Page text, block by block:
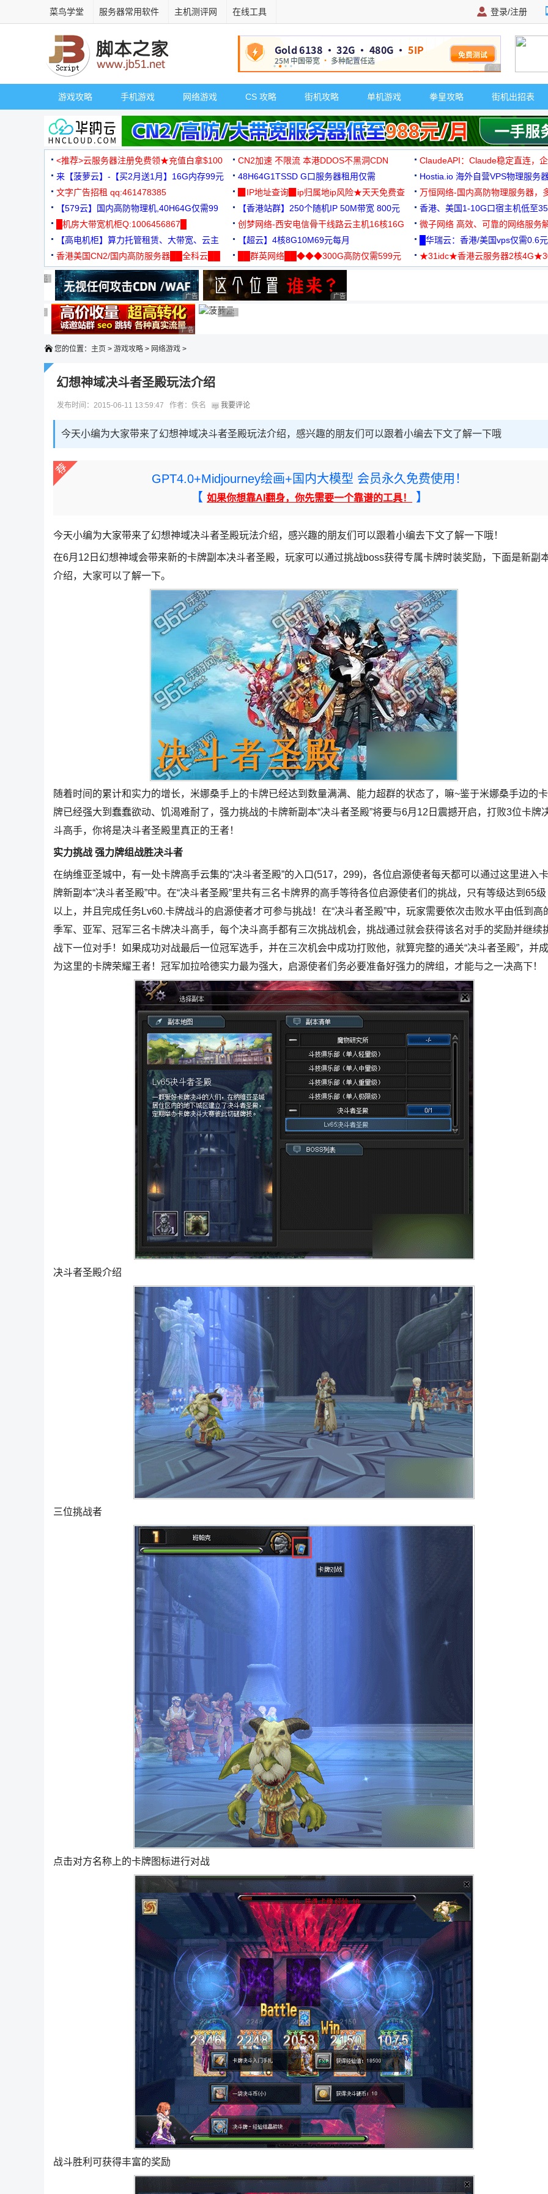
菜鸟学堂 服务器常用软件 主机测评网 在线工具 登录/注册
广告 商业广告，理性
游戏攻略 手机游戏 网络游戏 CS 攻略 街机攻略 单机游戏 拳皇攻略 街机出招表
<推荐>云服务器注册免费领★充值白拿$100 CN2加速 不限流 本港DDOS不黑洞CDN ClaudeAPI：Claude稳定直连，
来【菠萝云】-【买2月送1月】16G内存99元
48H64G1TSSD G口服务器租用仅需
3000+可免费测试
Hostia.io 海外自营VPS物理服务
文字广告招租 qq:461478385
▉IP地址查询▉ip归属地ip风险★天天免费查
万恒网络-国内高防物理服务器，
99元/月起
【579云】国内高防物理机,40H64G仅需99
元
【香港站群】250个随机IP 50M带宽 800元 香港、美国1-10G口宿主机低至
█机房大带宽机柜Q:1006456867█
创梦网络-西安电信骨干线路云主机16核16G
88元/月
微子网络 高效、可靠的网络服务
【高电机柜】算力托管租赁、大带宽、云主
机
【超云】4核8G10M69元每月 █华瑞云：香港/美国vps仅需0.6元
香港美国CN2/国内高防服务器██全科云██
██群英网络██◆◆◆300G高防仅需599元
◆◆◆
★31idc★香港云服务器2核
广告 商业广告，理性选择
广告 商业广告，理性选择
广告 商业广告，理性选择
广告 商业广告，理性选择 广告 商业广告，理性选择
广告 商业广告，理性选择
广告 商业广告，理性选择
广告 商业广告，理性选择
广告 商业广告，理性选择
广告 商业广告，理性选择
您的位置： 主页 > 游戏攻略 > 网络游戏 >
幻想神域决斗者圣殿玩法介绍
发布时间：2015-06-11 13:59:47 作者：佚名 我要评论
今天小编为大家带来了幻想神域决斗者圣殿玩法介绍，感兴趣的朋友们可以跟着小编去下文了解一下哦
GPT4.0+Midjourney绘画+国内大模型 会员永久免费使用！
【 如果你想靠AI翻身，你先需要一个靠谱的工具！ 】
今天小编为大家带来了幻想神域决斗者圣殿玩法介绍，感兴趣的朋友们可以跟着小编去下文了解一下哦！
在6月12日幻想神域会带来新的卡牌副本决斗者圣殿，玩家可以通过挑战boss获得专属卡牌时装奖励，下面是新副
介绍，大家可以了解一下。
随着时间的累计和实力的增长，米娜桑手上的卡牌已经达到数量满满、能力超群的状态了，嘛~鉴于米娜桑手边的卡
牌已经强大到蠢蠢欲动、饥渴难耐了，强力挑战的卡牌新副本“决斗者圣殿”将要与6月12日震撼开启，打败3位卡牌
斗高手，你将是决斗者圣殿里真正的王者！
实力挑战 强力牌组战胜决斗者
在纳维亚圣城中，有一处卡牌高手云集的“决斗者圣殿”的入口(517，299)，各位启源使者每天都可以通过这里进入卡
牌新副本“决斗者圣殿”中。在“决斗者圣殿”里共有三名卡牌界的高手等待各位启源使者们的挑战，只有等级达到65级
以上，并且完成任务Lv60.卡牌战斗的启源使者才可参与挑战！在“决斗者圣殿”中，玩家需要依次击败水平由低到高
季军、亚军、冠军三名卡牌决斗高手，每个决斗高手都有三次挑战机会，挑战通过就会获得该名对手的奖励并继续
战下一位对手！如果成功对战最后一位冠军选手，并在三次机会中成功打败他，就算完整的通关“决斗者圣殿”，并成
为这里的卡牌荣耀王者！冠军加拉哈德实力最为强大，启源使者们务必要准备好强力的牌组，才能与之一决高下！
决斗者圣殿介绍
三位挑战者
点击对方名称上的卡牌图标进行对战
战斗胜利可获得丰富的奖励